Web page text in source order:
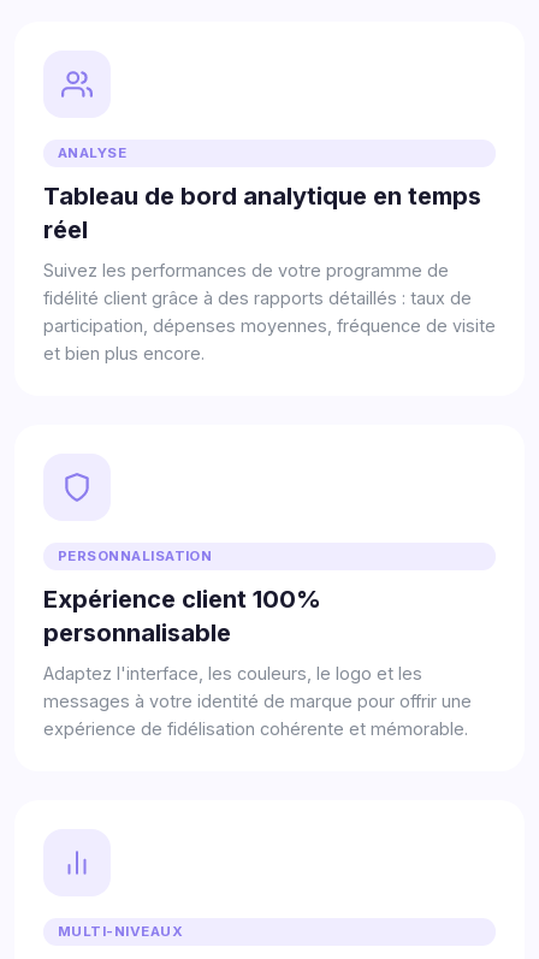
ANALYSE
Tableau de bord analytique en temps
réel
Suivez les performances de votre programme de
fidélité client grâce à des rapports détaillés : taux de
participation, dépenses moyennes, fréquence de visite
et bien plus encore.
PERSONNALISATION
Expérience client 100%
personnalisable
Adaptez l'interface, les couleurs, le logo et les
messages à votre identité de marque pour offrir une
expérience de fidélisation cohérente et mémorable.
MULTI-NIVEAUX